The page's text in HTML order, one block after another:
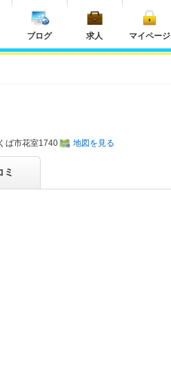
ブログ 求人 マイページ
ば市花室1740 地図を見る
ミ